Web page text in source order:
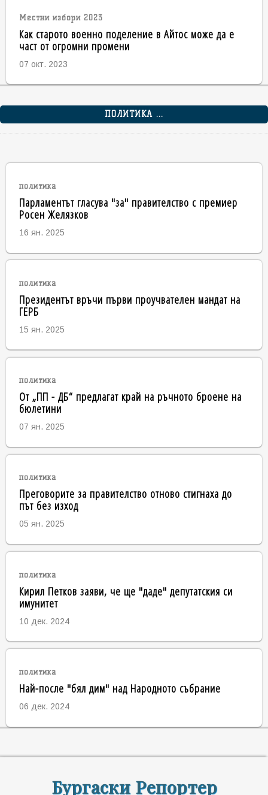
Местни избори 2023
Как старото военно поделение в Айтос може да е
част от огромни промени
07 окт. 2023
ПОЛИТИКА ...
политика
Парламентът гласува "за" правителство с премиер
Росен Желязков
16 ян. 2025
политика
Президентът връчи първи проучвателен мандат на
ГЕРБ
15 ян. 2025
политика
От „ПП - ДБ“ предлагат край на ръчното броене на
бюлетини
07 ян. 2025
политика
Преговорите за правителство отново стигнаха до
път без изход
05 ян. 2025
политика
Кирил Петков заяви, че ще "даде" депутатския си
имунитет
10 дек. 2024
политика
Най-после "бял дим" над Народното събрание
06 дек. 2024
Бургаски Репортер